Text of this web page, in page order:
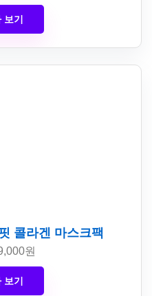
기
콜라겐 마스크팩
원
기